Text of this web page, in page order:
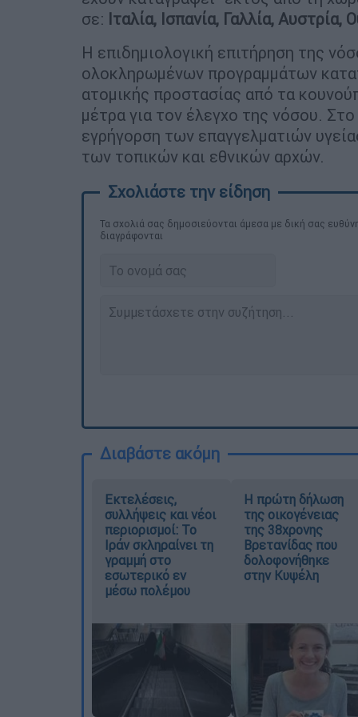
σε: Ιταλία, Ισπανία, Γαλλία,
Η επιδημιολογική επιτήρηση της
ολοκληρωμένων προγραμμάτων
ατομικής προστασίας από τα
μέτρα για τον έλεγχο της νόσου.
εγρήγορση των επαγγελματιών
των τοπικών και εθνικών αρχών.
Τα σχολιά σας δημοσιεύονται άμεσα με δική σας
διαγράφονται
Διαβάστε ακόμη
Εκτελέσεις,
συλλήψεις και νέοι
περιορισμοί: Το
Ιράν σκληραίνει τη
γραμμή στο
εσωτερικό εν
μέσω πολέμου
Η πρώτη δήλωση
της οικογένειας
της 38χρονης
Βρετανίδας που
δολοφονήθηκε
στην Κυψέλη